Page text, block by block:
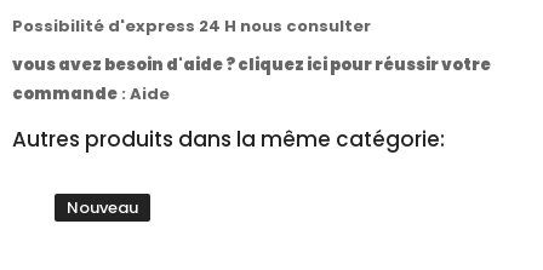
Possibilité d'express 24 H nous consulter
vous avez besoin d'aide ? cliquez ici pour réussir votre
commande : Aide
Autres produits dans la même catégorie:
Nouveau